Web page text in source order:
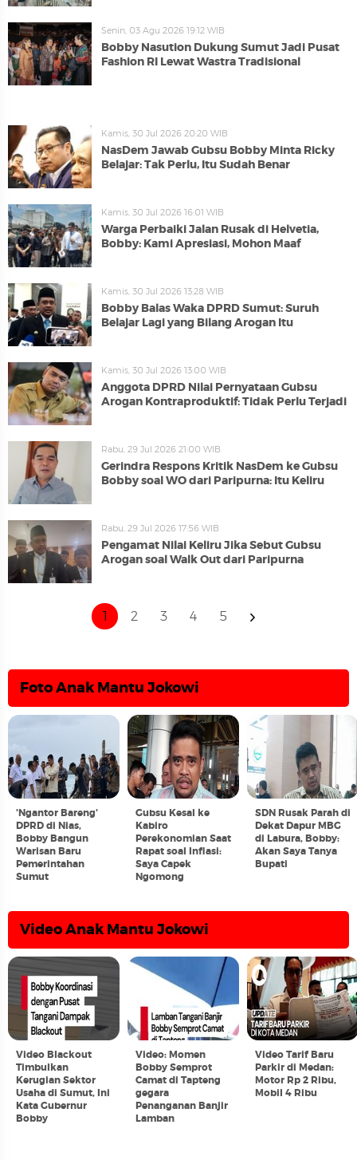
Senin, 03 Agu 2026 19:12 WIB
Bobby Nasution Dukung Sumut Jadi Pusat
Fashion RI Lewat Wastra Tradisional
Kamis, 30 Jul 2026 20:20 WIB
NasDem Jawab Gubsu Bobby Minta Ricky
Belajar: Tak Perlu, Itu Sudah Benar
Kamis, 30 Jul 2026 16:01 WIB
Warga Perbaiki Jalan Rusak di Helvetia,
Bobby: Kami Apresiasi, Mohon Maaf
Kamis, 30 Jul 2026 13:28 WIB
Bobby Balas Waka DPRD Sumut: Suruh
Belajar Lagi yang Bilang Arogan Itu
Kamis, 30 Jul 2026 13:00 WIB
Anggota DPRD Nilai Pernyataan Gubsu
Arogan Kontraproduktif: Tidak Perlu Terjadi
Rabu, 29 Jul 2026 21:00 WIB
Gerindra Respons Kritik NasDem ke Gubsu
Bobby soal WO dari Paripurna: Itu Keliru
Rabu, 29 Jul 2026 17:56 WIB
Pengamat Nilai Keliru Jika Sebut Gubsu
Arogan soal Walk Out dari Paripurna
1 2 3 4 5
Foto Anak Mantu Jokowi
'Ngantor Bareng'
DPRD di Nias,
Bobby Bangun
Warisan Baru
Pemerintahan
Sumut
Gubsu Kesal ke
Kabiro
Perekonomian Saat
Rapat soal Inflasi:
Saya Capek
Ngomong
SDN Rusak Parah di
Dekat Dapur MBG
di Labura, Bobby:
Akan Saya Tanya
Bupati
Video Anak Mantu Jokowi
Video Blackout
Timbulkan
Kerugian Sektor
Usaha di Sumut, Ini
Kata Gubernur
Bobby
Video: Momen
Bobby Semprot
Camat di Tapteng
gegara
Penanganan Banjir
Lamban
Video Tarif Baru
Parkir di Medan:
Motor Rp 2 Ribu,
Mobil 4 Ribu